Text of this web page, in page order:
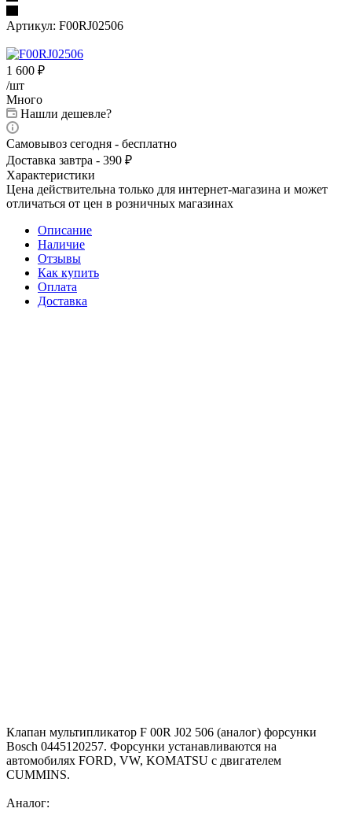
Артикул: F00RJ02506
1 600 ₽
/шт
Много
Нашли дешевле?
Самовывоз сегодня - бесплатно
Доставка завтра - 390 ₽
Характеристики
Цена действительна только для интернет-магазина и может
отличаться от цен в розничных магазинах
Описание
Наличие
Отзывы
Как купить
Оплата
Доставка
Клапан мультипликатор F 00R J02 506 (аналог) форсунки
Bosch 0445120257. Форсунки устанавливаются на
автомобилях FORD, VW, KOMATSU с двигателем
CUMMINS.
Аналог: